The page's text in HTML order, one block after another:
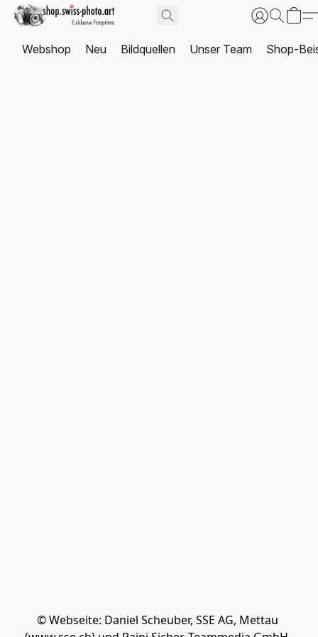
Webshop Neu Bildquellen Unser Team Shop-
© Webseite: Daniel Scheuber, SSE AG, Mettau